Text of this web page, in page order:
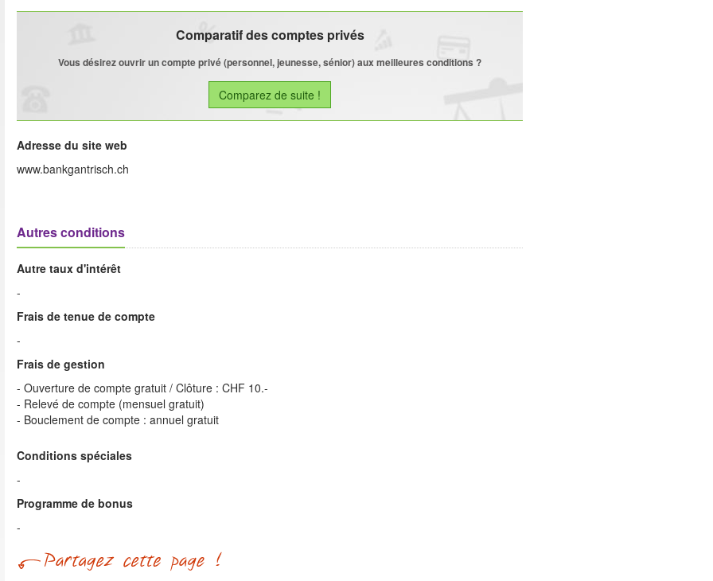
Comparatif des comptes privés
Vous désirez ouvrir un compte privé (personnel, jeunesse, sénior) aux meilleures conditions ?
Comparez de suite !
Adresse du site web
www.bankgantrisch.ch
Autres conditions
Autre taux d'intérêt
-
Frais de tenue de compte
-
Frais de gestion
- Ouverture de compte gratuit / Clôture : CHF 10.-
- Relevé de compte (mensuel gratuit)
- Bouclement de compte : annuel gratuit
Conditions spéciales
-
Programme de bonus
-